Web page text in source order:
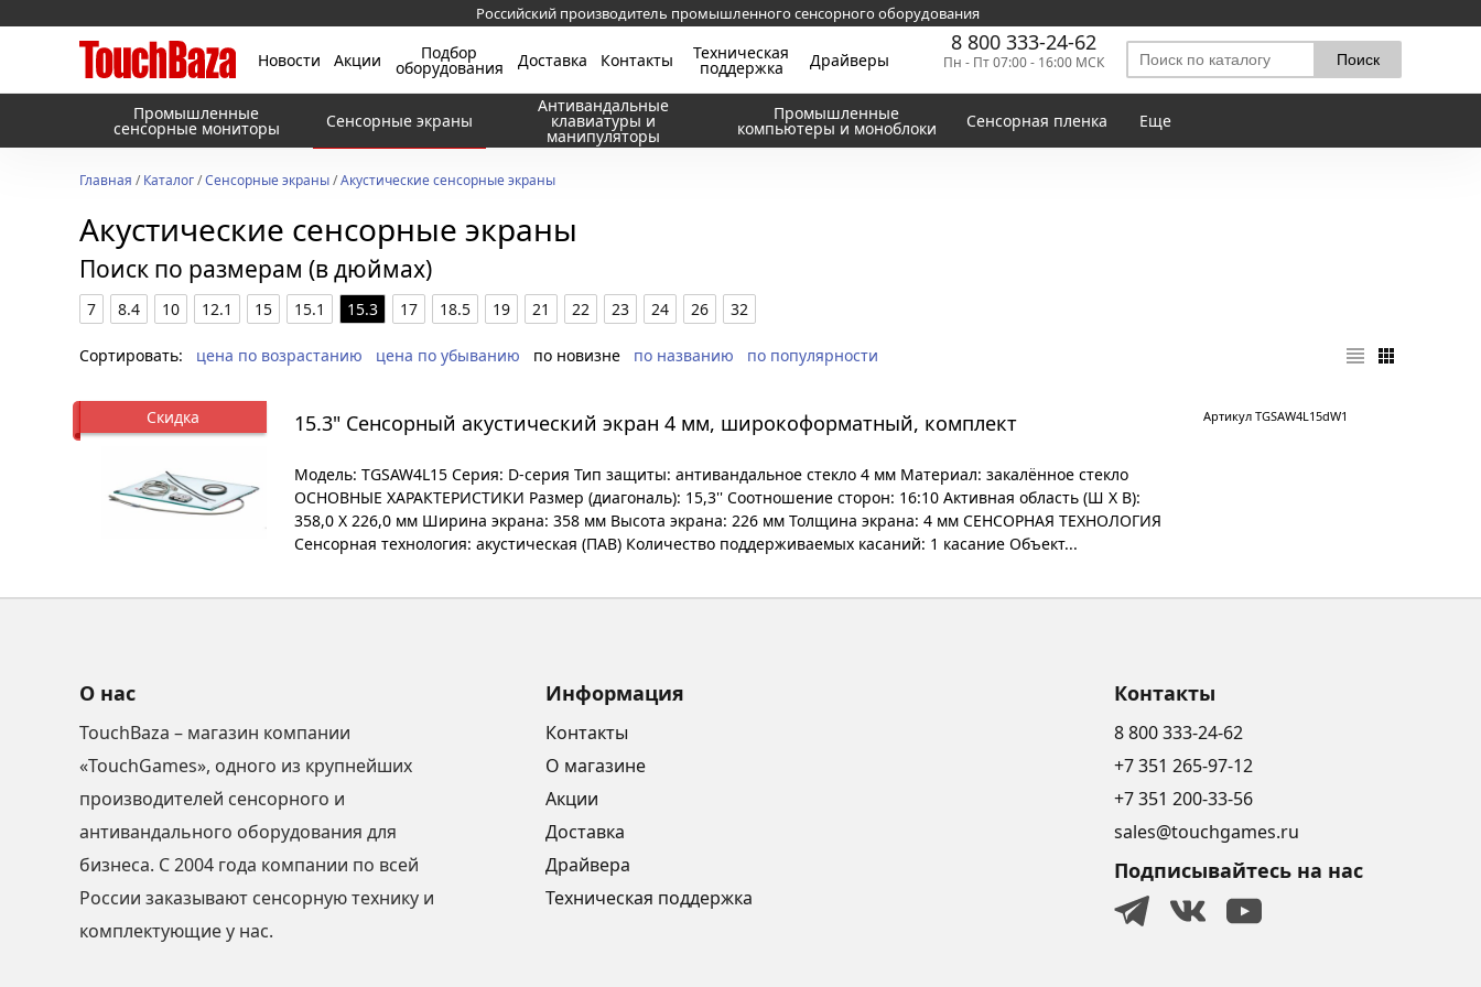
Российский производитель промышленного сенсорного оборудования
Новости Акции Подбор
оборудования Доставка Контакты Техническая
поддержка Драйверы
8 800 333-24-62
Пн - Пт 07:00 - 16:00 МСК
Промышленные
сенсорные мониторы Сенсорные экраны
Антивандальные
клавиатуры и
манипуляторы
Промышленные
компьютеры и моноблоки Сенсорная пленка Еще
Главная /Каталог/Сенсорные экраны/Акустические сенсорные экраны
Акустические сенсорные экраны
Поиск по размерам (в дюймах)
7 8.4 10 12.1 15 15.1 15.3 17 18.5 19 21 22 23 24 26 32
Сортировать: цена по возрастанию цена по убыванию по новизне по названию по популярности
Скидка 15.3" Сенсорный акустический экран 4 мм, широкоформатный, комплект
Модель: TGSAW4L15 Серия: D-серия Тип защиты: антивандальное стекло 4 мм Материал: закалённое стекло
ОСНОВНЫЕ ХАРАКТЕРИСТИКИ Размер (диагональ): 15,3'' Соотношение сторон: 16:10 Активная область (Ш X В):
358,0 X 226,0 мм Ширина экрана: 358 мм Высота экрана: 226 мм Толщина экрана: 4 мм СЕНСОРНАЯ ТЕХНОЛОГИЯ
Сенсорная технология: акустическая (ПАВ) Количество поддерживаемых касаний: 1 касание Объект...
Артикул TGSAW4L15dW1
О нас
TouchBaza – магазин компании
«TouchGames», одного из крупнейших
производителей сенсорного и
антивандального оборудования для
бизнеса. С 2004 года компании по всей
России заказывают сенсорную технику и
комплектующие у нас.
Информация
Контакты
О магазине
Акции
Доставка
Драйвера
Техническая поддержка
Контакты
8 800 333-24-62
+7 351 265-97-12
+7 351 200-33-56
sales@touchgames.ru
Подписывайтесь на нас